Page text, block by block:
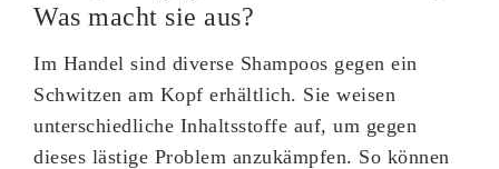
Was macht sie aus?
Im Handel sind diverse Shampoos gegen ein
Schwitzen am Kopf erhältlich. Sie weisen
unterschiedliche Inhaltsstoffe auf, um gegen
dieses lästige Problem anzukämpfen. So können